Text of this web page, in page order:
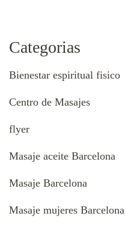
Categorias
Bienestar espiritual fisico
Centro de Masajes
flyer
Masaje aceite Barcelona
Masaje Barcelona
Masaje mujeres Barcelona